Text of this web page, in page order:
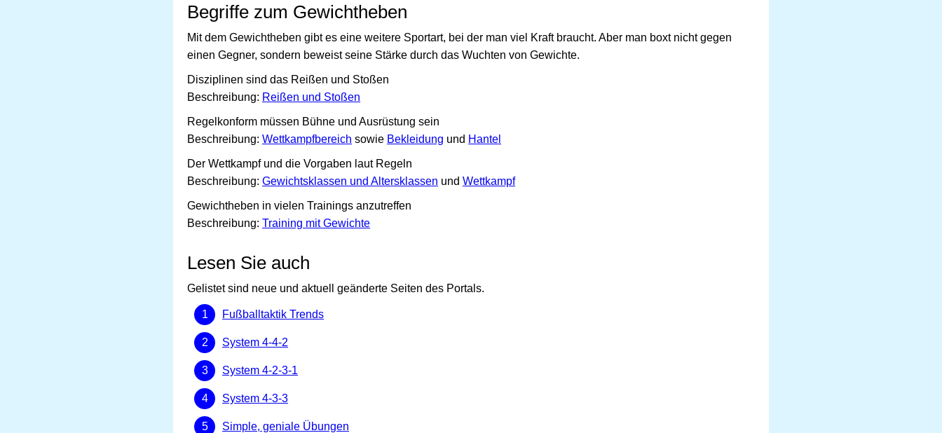
Begriffe zum Gewichtheben
Mit dem Gewichtheben gibt es eine weitere Sportart, bei der man viel Kraft braucht. Aber man boxt nicht gegen
einen Gegner, sondern beweist seine Stärke durch das Wuchten von Gewichte.
Disziplinen sind das Reißen und Stoßen
Beschreibung: Reißen und Stoßen
Regelkonform müssen Bühne und Ausrüstung sein
Beschreibung: Wettkampfbereich sowie Bekleidung und Hantel
Der Wettkampf und die Vorgaben laut Regeln
Beschreibung: Gewichtsklassen und Altersklassen und Wettkampf
Gewichtheben in vielen Trainings anzutreffen
Beschreibung: Training mit Gewichte
Lesen Sie auch
Gelistet sind neue und aktuell geänderte Seiten des Portals.
Fußballtaktik Trends
System 4-4-2
System 4-2-3-1
System 4-3-3
Simple, geniale Übungen